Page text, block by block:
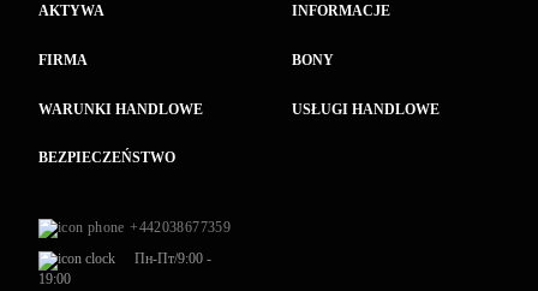
+442038677359
Пн-Пт/9:00 -
19:00
AKTYWA INFORMACJE
FIRMA BONY
WARUNKI HANDLOWE USŁUGI HANDLOWE
BEZPIECZEŃSTWO